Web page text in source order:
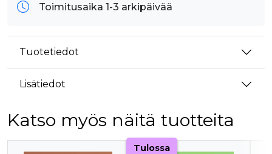
Toimitusaika 1-3 arkipäivää
Tuotetiedot
Lisätiedot
Katso myös näitä tuotteita
Tuoteluettelon alku
Tulossa